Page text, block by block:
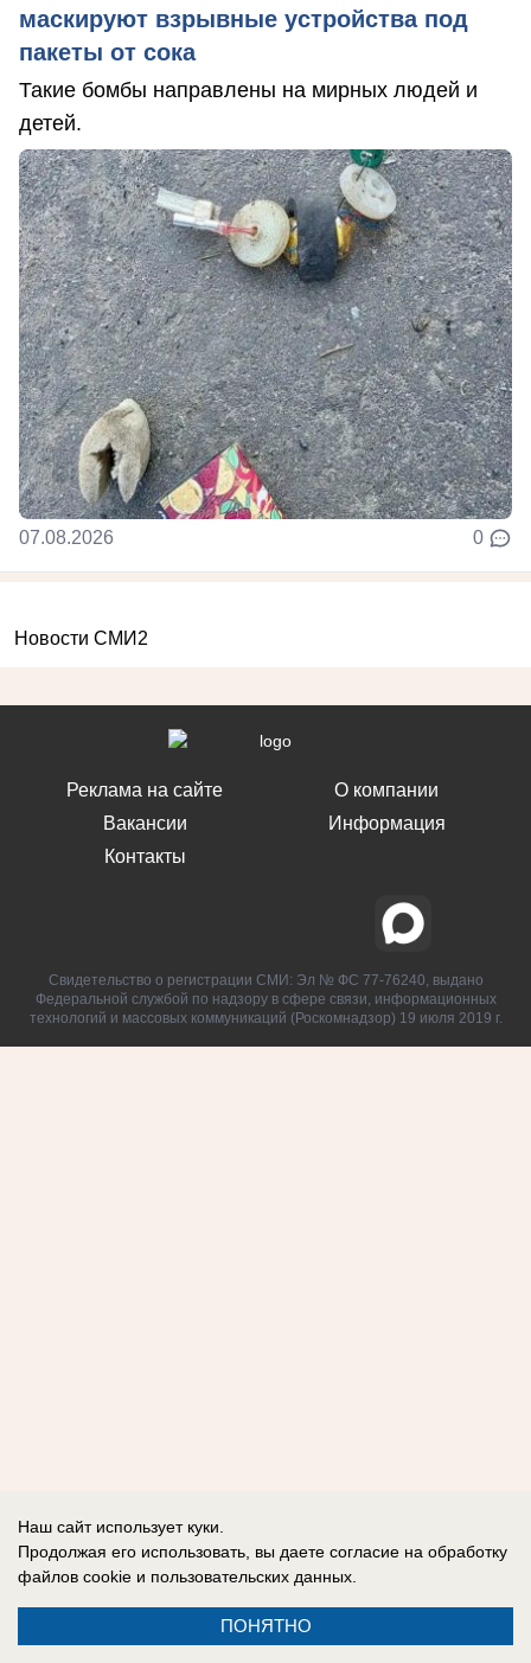
маскируют взрывные устройства под
пакеты от сока
Такие бомбы направлены на мирных людей и
детей.
07.08.2026 0
Новости СМИ2
Реклама на сайте
Вакансии
Контакты
О компании
Информация
Свидетельство о регистрации СМИ: Эл № ФС 77-76240, выдано
Федеральной службой по надзору в сфере связи, информационных
технологий и массовых коммуникаций (Роскомнадзор) 19 июля 2019 г.
Наш сайт использует куки.
Продолжая его использовать, вы даете согласие на обработку
файлов cookie и пользовательских данных.
ПОНЯТНО